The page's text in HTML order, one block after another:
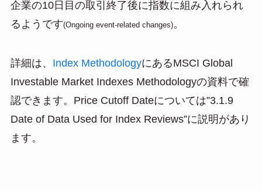
企業の10日目の取引終了後に指数に組み入れられ
るようです(Ongoing event-related changes)。
詳細は、 Index MethodologyにあるMSCI Global
Investable Market Indexes Methodologyの資料で確
認できます。Price Cutoff Dateについては”3.1.9
Date of Data Used for Index Reviews”に説明があり
ます。